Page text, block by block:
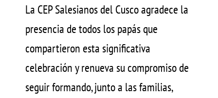
La CEP Salesianos del Cusco agradece la
presencia de todos los papás que
compartieron esta significativa
celebración y renueva su compromiso de
seguir formando, junto a las familias,